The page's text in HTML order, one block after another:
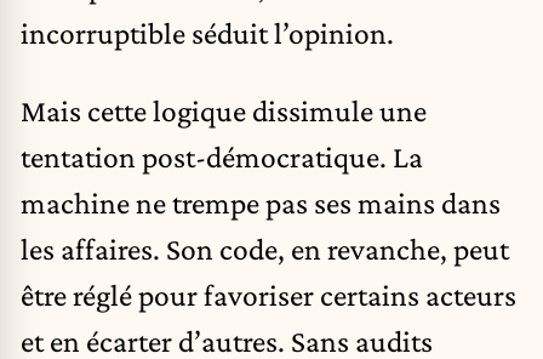
incorruptible séduit l’opinion.
Mais cette logique dissimule une
tentation post-démocratique. La
machine ne trempe pas ses mains dans
les affaires. Son code, en revanche, peut
être réglé pour favoriser certains acteurs
et en écarter d’autres. Sans audits